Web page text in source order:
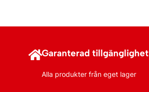
Garanterad tillgänglighet
Alla produkter från eget lager